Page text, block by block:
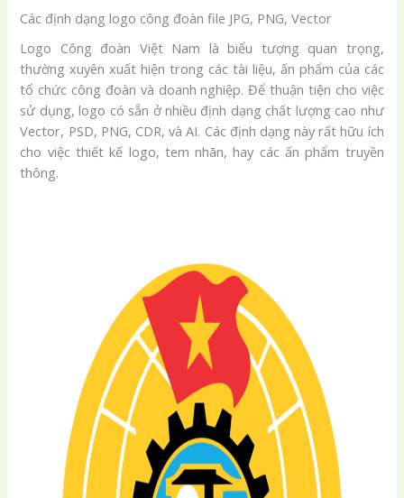
Các định dạng logo công đoàn file JPG, PNG, Vector
Logo Công đoàn Việt Nam là biểu tượng quan trọng,
thường xuyên xuất hiện trong các tài liệu, ấn phẩm của các
tổ chức công đoàn và doanh nghiệp. Để thuận tiện cho việc
sử dụng, logo có sẵn ở nhiều định dạng chất lượng cao như
Vector, PSD, PNG, CDR, và AI. Các định dạng này rất hữu ích
cho việc thiết kế logo, tem nhãn, hay các ấn phẩm truyền
thông.